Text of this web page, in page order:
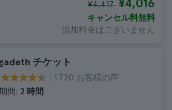
¥4,417 ¥4,016
キャンセル料無料
追加料金はございません
チケット
1.720 お客様の声
間: 2 時間